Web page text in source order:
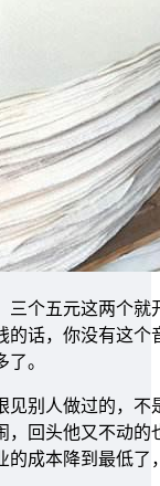
个五元这两个
话，你没有这
。
别人做过的，
回头他又不动
成本降到最低